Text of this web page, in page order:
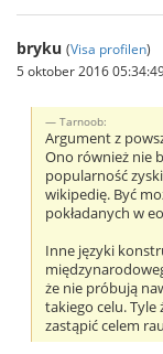
bryku (Visa profilen)
5 oktober 2016
Tarnoob:
Argument z
Ono również nie
popularność
wikipedię. Być
pokładanych w
Inne języki
że nie próbują
takiego celu. Tyle
zastąpić celem